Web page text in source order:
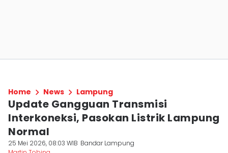
Home News Lampung
Update Gangguan Transmisi
Interkoneksi, Pasokan Listrik Lampung
Normal
25 Mei 2026, 08:03 WIB Bandar Lampung